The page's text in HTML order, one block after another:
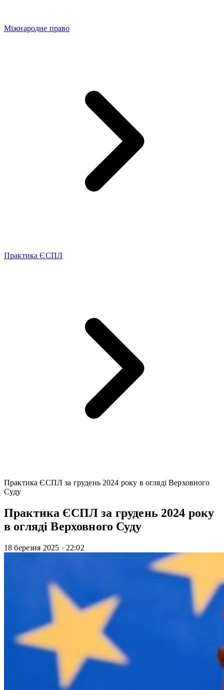
Міжнародне право
Практика ЄСПЛ
Практика ЄСПЛ за грудень 2024 року в огляді Верховного
Суду
Практика ЄСПЛ за грудень 2024 року
в огляді Верховного Суду
18 березня 2025 · 22:02